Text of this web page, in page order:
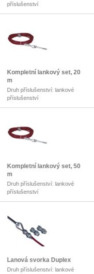
příslušenství
Kompletní lankový set, 20
m
Druh příslušenství: lankové
příslušenství
Kompletní lankový set, 50
m
Druh příslušenství: lankové
příslušenství
Lanová svorka Duplex
Druh příslušenství: lankové